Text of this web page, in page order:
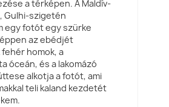
a térképen. A Maldív-
Gulhi-szigetén
egy fotót egy szürke
az ebédjét
homok, a
óceán, és a lakomázó
alkotja a fotót, ami
teli kaland kezdetét